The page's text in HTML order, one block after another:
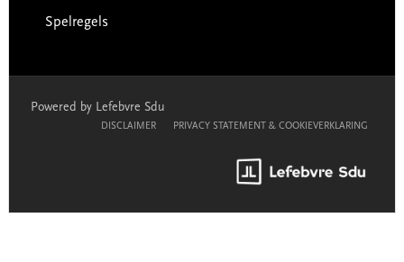
Spelregels
Powered by Lefebvre Sdu
DISCLAIMER PRIVACY STATEMENT & COOKIEVERKLARING